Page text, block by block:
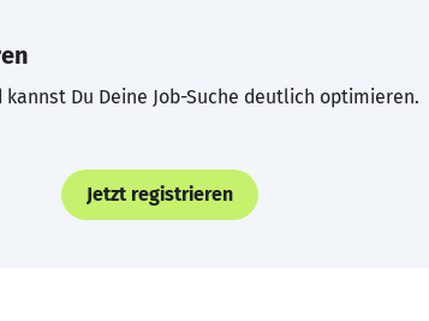
Du Deine Job-Suche deutlich optimieren.
Jetzt registrieren